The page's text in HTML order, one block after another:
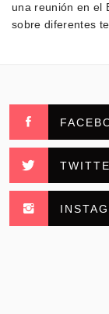
una reunión en el
sobre diferentes